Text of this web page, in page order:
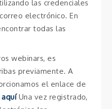
las credenciales
electrónico. En
todas las
webinars, es
previamente. A
el enlace de
Una vez registrado,